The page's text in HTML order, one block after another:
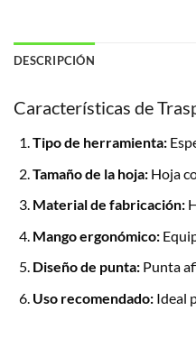
DESCRIPCIÓN
Características de
Tipo de herramienta:
Tamaño de la hoja:Hoja
Material de fabricación:
Mango ergonómico:
Diseño de punta:Punta
Uso recomendado:Ideal